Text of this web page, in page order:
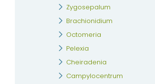
Zygosepalum
Brachionidium
Octomeria
Pelexia
Cheiradenia
Campylocentrum